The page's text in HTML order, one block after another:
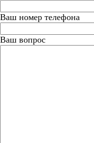
Ваш номер телефона
Ваш вопрос